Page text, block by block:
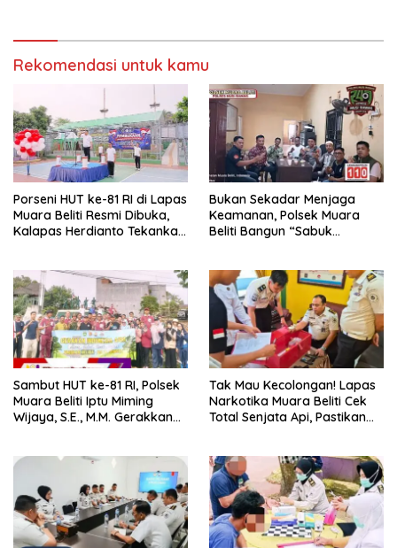
Rekomendasi untuk kamu
Porseni HUT ke-81 RI di Lapas
Muara Beliti Resmi Dibuka,
Kalapas Herdianto Tekankan
Bukan Sekadar Menjaga
Keamanan, Polsek Muara
Beliti Bangun “Sabuk
Sambut HUT ke-81 RI, Polsek
Muara Beliti Iptu Miming
Wijaya, S.E., M.M. Gerakkan
Tak Mau Kecolongan! Lapas
Narkotika Muara Beliti Cek
Total Senjata Api, Pastikan